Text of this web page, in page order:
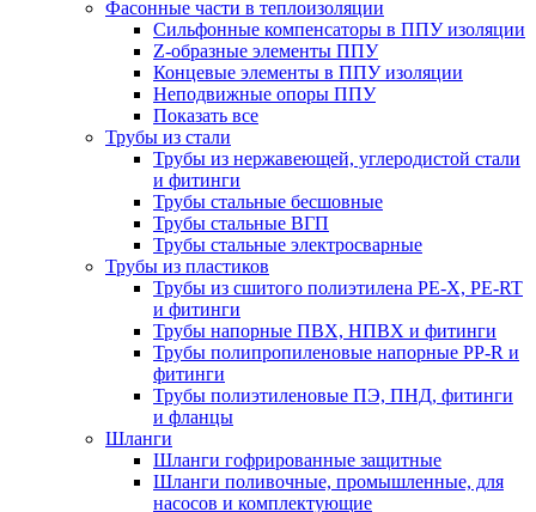
Фасонные части в теплоизоляции
Cильфонные компенсаторы в ППУ изоляции
Z-образные элементы ППУ
Концевые элементы в ППУ изоляции
Неподвижные опоры ППУ
Показать все
Трубы из стали
Трубы из нержавеющей, углеродистой стали
и фитинги
Трубы стальные бесшовные
Трубы стальные ВГП
Трубы стальные электросварные
Трубы из пластиков
Трубы из сшитого полиэтилена PE-X, PE-RT
и фитинги
Трубы напорные ПВХ, НПВХ и фитинги
Трубы полипропиленовые напорные PP-R и
фитинги
Трубы полиэтиленовые ПЭ, ПНД, фитинги
и фланцы
Шланги
Шланги гофрированные защитные
Шланги поливочные, промышленные, для
насосов и комплектующие